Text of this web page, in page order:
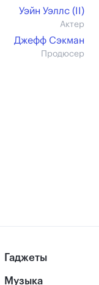
Уэйн Уэллс (II)
Актер
Джефф Сэкман
Продюсер
Гаджеты
Музыка